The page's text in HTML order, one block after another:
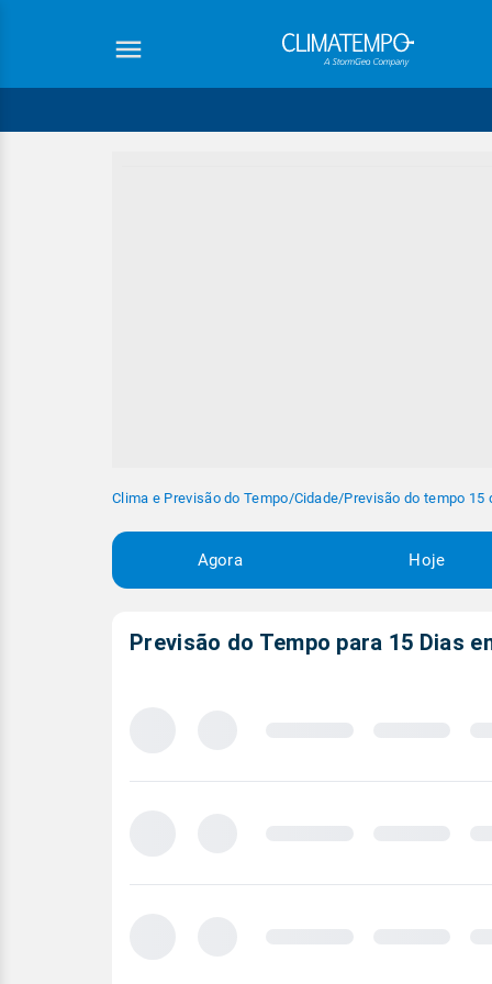
Clima e Previsão do Tempo/Cidade/Previsão do tempo 15
Agora Hoje
Previsão do Tempo para 15 Dias
dias